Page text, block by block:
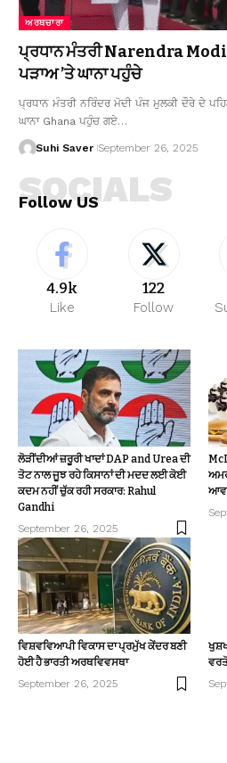
ਅਰਥਚਾਰਾ
ਪ੍ਰਧਾਨ ਮੰਤਰੀ Narendra
ਪੜਾਅ ’ਤੇ ਘਾਨਾ ਪਹੁੰਚੇ
ਪ੍ਰਧਾਨ ਮੰਤਰੀ ਨਰਿੰਦਰ ਮੋਦੀ ਪੰਜ ਮੁਲਕੀ ਦੌਰੇ ਦੇ
ਘਾਨਾ Ghana ਪਹੁੰਚ ਗਏ…
Suhi Saver September 26, 2025
Follow US
SOCIALS
4.9k
Like
122
Follow
ਲੋੜੀਂਦੀਆਂ ਜ਼ਰੂਰੀ ਖਾਦਾਂ DAP and Urea ਦੀ
ਤੋਟ ਨਾਲ ਜੂਝ ਰਹੇ ਕਿਸਾਨਾਂ ਦੀ ਮਦਦ ਲਈ ਕੋਈ
ਕਦਮ ਨਹੀਂ ਚੁੱਕ ਰਹੀ ਸਰਕਾਰ: Rahul
Gandhi
September 26, 2025
ਵਿਸ਼ਵਵਿਆਪੀ ਵਿਕਾਸ ਦਾ ਪ੍ਰਮੁੱਖ ਕੇਂਦਰ ਬਣੀ
ਹੋਈ ਹੈ ਭਾਰਤੀ ਅਰਥਵਿਵਸਥਾ
September 26, 2025